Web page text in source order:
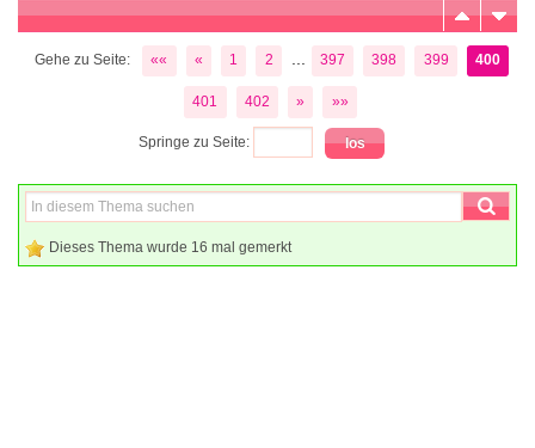
Gehe zu Seite: «« « 1 2 ... 397 398 399 400
401 402 » »»
Springe zu Seite:
Dieses Thema wurde 16 mal gemerkt